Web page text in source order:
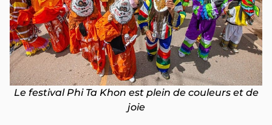
Le festival Phi Ta Khon est plein de couleurs et de
joie